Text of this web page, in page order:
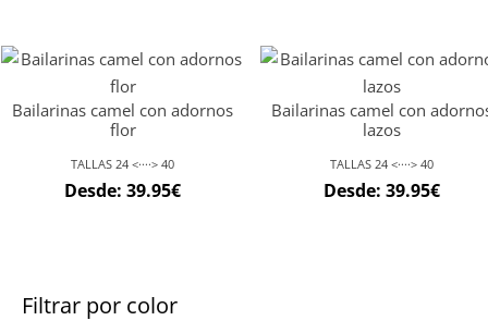
Bailarinas camel con adornos
flor
TALLAS 24 <····> 40
Desde: 39.95€
Bailarinas camel con
lazos
TALLAS 24 <····> 40
Desde:39.95€
Filtrar por color